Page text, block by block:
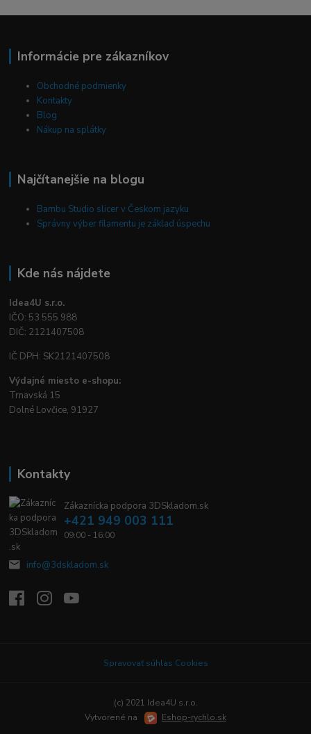
Informácie pre zákazníkov
Obchodné podmienky
Kontakty
Blog
Nákup na splátky
Najčítanejšie na blogu
Bambu Studio slicer v Českom jazyku
Správny výber filamentu je základ úspechu
Kde nás nájdete
Idea4U s.r.o.
IČO: 53 555 988
DIČ: 2121407508
IČ DPH: SK2121407508
Výdajné miesto e-shopu:
Trnavská 15
Dolné Lovčice, 91927
Kontakty
Zákaznícka podpora 3DSkladom.sk
+421 949 003 111
09:00 - 16:00
info@3dskladom.sk
Spravovať súhlas Cookies
(c) 2021 Idea4U s.r.o.
Vytvorené na
Eshop-rychlo.sk